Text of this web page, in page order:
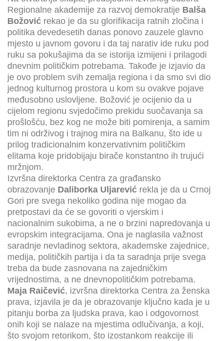
Regionalne akademije za razvoj demokratije Balša
Božović rekao je da su glorifikacija ratnih zločina i
politika devedesetih danas ponovo zauzele glavno
mjesto u javnom govoru i da taj narativ ide ruku pod
ruku sa pokušajima da se istorija izmijeni i prilagodi
dnevnim političkim potrebama. Takođe je izjavio da
je ovo problem svih zemalja regiona i da smo svi dio
jednog kulturnog prostora u kom su ovakve pojave
međusobno uslovljene. Božović je ocijenio da u
cijelom regionu svjedočimo prekidu suočavanja sa
prošlošću, bez kog ne može biti pomirenja, a samim
tim ni održivog i trajnog mira na Balkanu, što ide u
prilog tradicionalnim konzervativnim političkim
elitama koje pridobijaju birače konstantno ih trujući
mržnjom.
Izvršna direktorka Centra za građansko
obrazovanje Daliborka Uljarević rekla je da u Crnoj
Gori pre svega nekoliko godina nije mogao da
pretpostavi da će se govoriti o vjerskim i
nacionalnim sukobima, a ne o brzini napredovanja u
evropskim integracijama. Ona je naglasila važnost
saradnje nevladinog sektora, akademske zajednice,
medija, političkih partija i da ta saradnja prije svega
treba da bude zasnovana na zajedničkim
vrijednostima, a ne dnevnopolitičkim potrebama.
Maja Raičević, izvršna direktorka Centra za ženska
prava, izjavila je da je obrazovanje ključno kada je u
pitanju borba za ljudska prava, kao i odgovornost
onih koji se nalaze na mjestima odlučivanja, a koji,
što svojom retorikom, što izostankom reakcije ili